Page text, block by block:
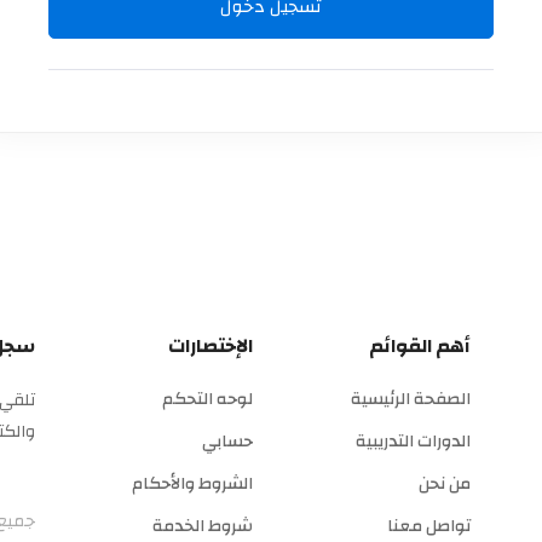
تسجيل دخول
أهم القوائم
الصفحة الرئيسية
الدورات التدريبية
من نحن
تواصل معنا
الإختصارات
لوحه التحكم
حسابي
الشروط والأحكام
شروط الخدمة